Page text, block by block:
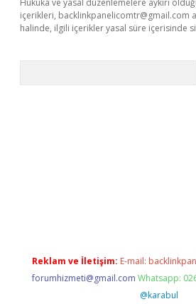
Hukuka ve yasal düzenlemelere aykırı
içerikleri, backlinkpanelicomtr@gmail.com
halinde, ilgili içerikler yasal süre içerisinde
Reklam ve İletişim: E-mail:
forumhizmeti@gmail.com Whatsapp:
@karabul